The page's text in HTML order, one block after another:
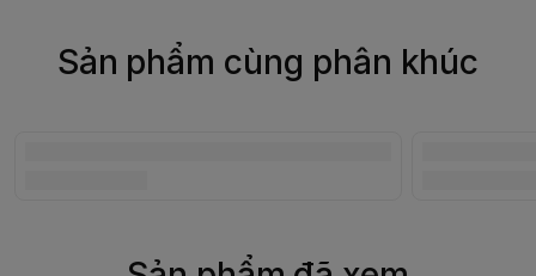
Sản phẩm cùng phân khúc